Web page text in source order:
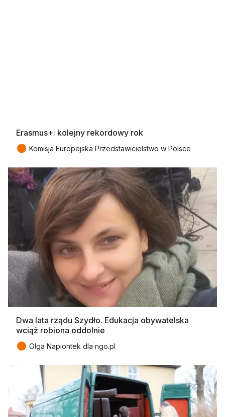
Erasmus+: kolejny rekordowy rok
● Komisja Europejska Przedstawicielstwo w Polsce
Dwa lata rządu Szydło. Edukacja obywatelska
wciąż robiona oddolnie
● Olga Napiontek dla ngo.pl